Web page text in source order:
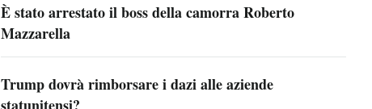
È stato arrestato il boss della camorra Roberto
Mazzarella
Trump dovrà rimborsare i dazi alle aziende
statunitensi?